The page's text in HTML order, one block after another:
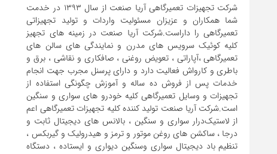
شرکت تجهیزات تعمیرگاهی آریا صنعت از سال ۱۳۹۳ در خدمت
شما همکاران و عزیزان مسئولیت واردات و تولید تجهیزاتی
تعمیرگاهی را داراست.شرکت آریا صنعت در زمینه های تجهیز
کلیه کوئیک سرویس های مدرن و نمایندگی های سالن های
تعمیرگاهی ،آپاراتی ، تعویض روغنی ، صافکاری و نقاشی ، برق و
باطری و کارواش فعالیت دارد و دارای پرسنل مجرب جهت انجام
خدمات پس از فروش ده ساله و آموزش چگونگی استفاده از
تجهیزات و وسایل تعمیرگاهی کلیه خودرو های سواری و سنگین
است.شرکت آریا صنعت تولید کننده کلیه تجهیزات تعمیرگاهی اعم
از لاستیک‌درار سواری و ‌سنگین ، بالانس های دیجیتال ثابت و
درجا ، ساکشن های روغن موتور و ترمز و هیدرولیک و گیربکس ،
تنظیم باد دیجیتال سواری و‌سنگین دیواری و ایستاده ، دستگاه